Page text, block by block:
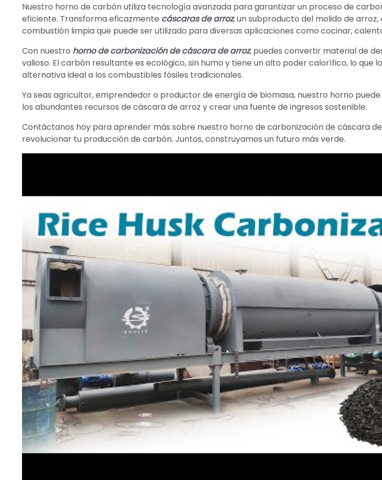
Nuestro horno de carbón utiliza tecnología avanzada para garantizar un proceso de
eficiente. Transforma eficazmente cáscaras de arroz, un subproducto del molido de
combustión limpia que puede ser utilizado para diversas aplicaciones como cocinar,
Con nuestro horno de carbonización de cáscara de arroz, puedes convertir material de
valioso. El carbón resultante es ecológico, sin humo y tiene un alto poder calorífico, lo que
alternativa ideal a los combustibles fósiles tradicionales.
Ya seas agricultor, emprendedor o productor de energía de biomasa, nuestro horno
los abundantes recursos de cáscara de arroz y crear una fuente de ingresos sostenible.
Contáctanos hoy para aprender más sobre nuestro horno de carbonización de cáscara
revolucionar tu producción de carbón. Juntos, construyamos un futuro más verde.